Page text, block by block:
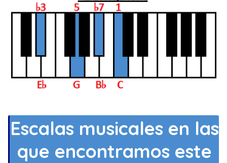
Escalas musicales en las
que encontramos este